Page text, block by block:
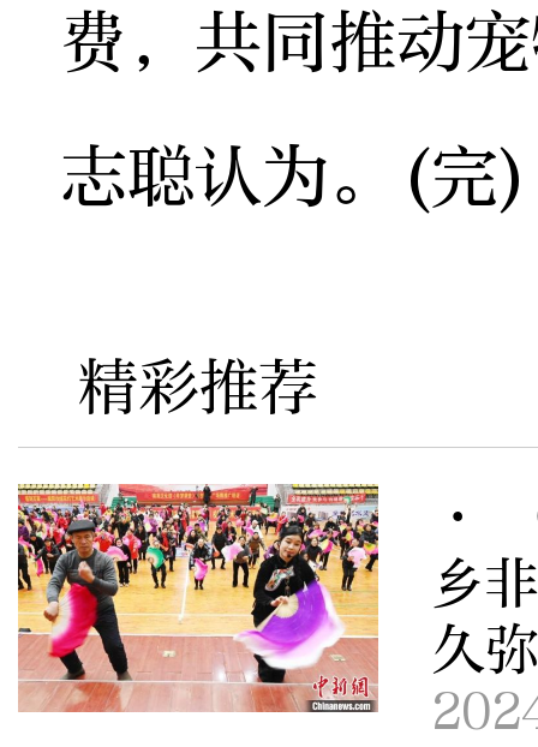
费，共同推动
志聪认为。(完)
精彩推荐
·
乡
久